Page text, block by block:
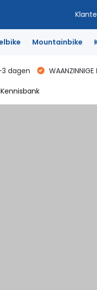
Mountainbike
3 dagen WAANZINNIGE